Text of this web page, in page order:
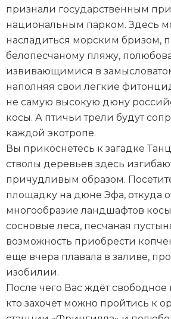
признали государственным
национальным парком. Здесь
насладиться морским бризом,
белопесчаному пляжу,
извивающимися в
наполняя свои лёгкие
не самую высокую дюну
косы. А птичьи трели будут
каждой экотропе.
Вы прикоснетесь к загадке
стволы деревьев здесь
причудливым образом.
площадку на дюне Эфа, откуда
многообразие ландшафтов
сосновые леса, песчаная
возможность приобрести
еще вчера плавала в заливе,
изобилии.
После чего Вас ждёт свободное
кто захочет можно пройтись к